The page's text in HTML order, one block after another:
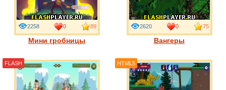
Мини гробницы
2258 0 89
Вангеры
2620 0 75
FLASH HTML5